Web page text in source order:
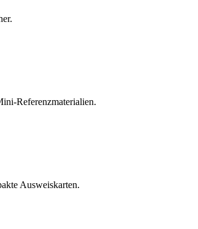
Referenzmaterialien.
Ausweiskarten.